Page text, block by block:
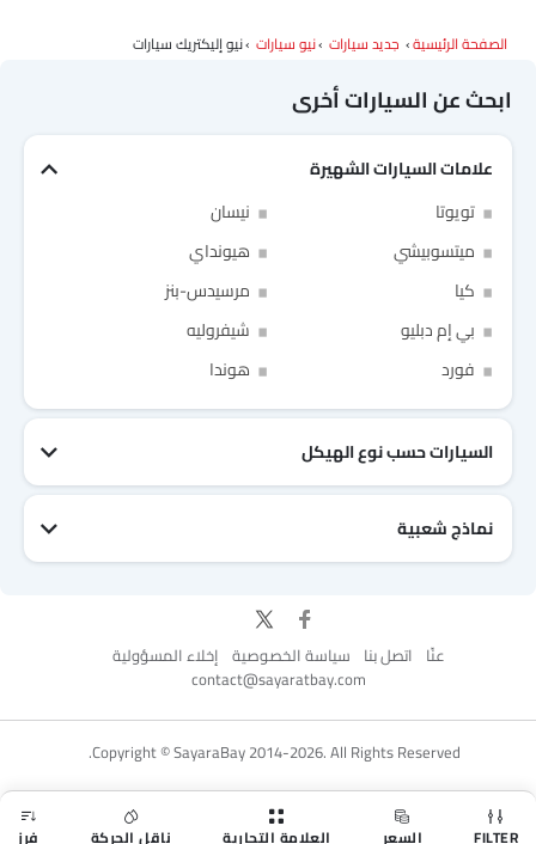
FILTER السعر العلامة التجارية ناقل الحركة فرز
الصفحة الرئيسية جديد سيارات نيو سيارات نيو إليكتريك سيارات
ابحث عن السيارات أخرى
علامات السيارات الشهيرة
تويوتا
نيسان
ميتسوبيشي
هيونداي
كيا
مرسيدس-بنز
بي إم دبليو
شيفروليه
فورد
هوندا
السيارات حسب نوع الهيكل
نماذج شعبية
عنّا اتصل بنا سياسة الخصوصية إخلاء المسؤولية
contact@sayaratbay.com
Copyright © SayaraBay 2014-2026. All Rights Reserved.
المعلومات الشخصية
for Better Experience & Regular updates
I have read and agree to theشروط الاستخدامand سياسة
Link Your Google Account
Link Your Facebook Account